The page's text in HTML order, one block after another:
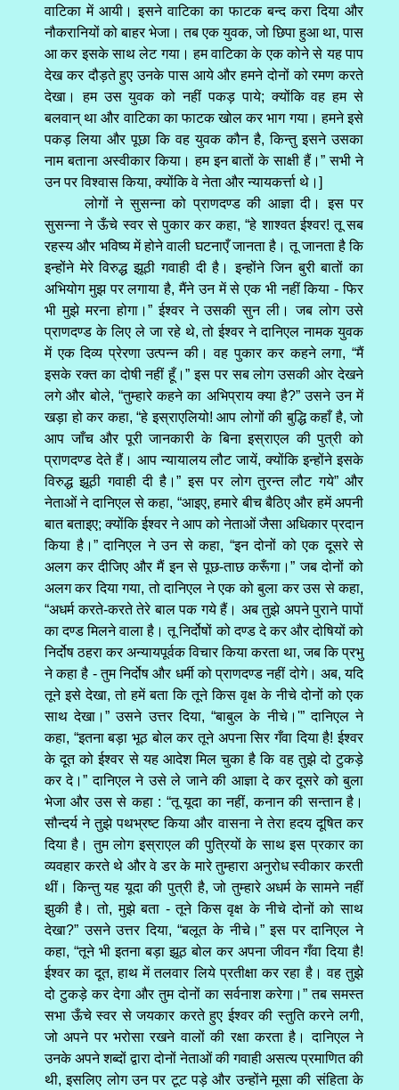
वाटिका में आयी। इसने वाटिका का फाटक बन्द करा दिया और
नौकरानियों को बाहर भेजा। तब एक युवक, जो छिपा हुआ था, पास
आ कर इसके साथ लेट गया। हम वाटिका के एक कोने से यह पाप
देख कर दौड़ते हुए उनके पास आये और हमने दोनों को रमण करते
देखा। हम उस युवक को नहीं पकड़ पाये; क्योंकि वह हम से
बलवान्‌ था और वाटिका का फाटक खोल कर भाग गया। हमने इसे
पकड़ लिया और पूछा कि वह युवक कौन है, किन्तु इसने उसका
नाम बताना अस्वीकार किया। हम इन बातों के साक्षी हैं।” सभी ने
उन पर विश्वास किया, क्योंकि वे नेता और न्यायकर्त्ता थे।]
लोगों ने सुसन्ना को प्राणदण्ड की आज्ञा दी। इस पर
सुसन्ना ने ऊँचे स्वर से पुकार कर कहा, “हे शाश्वत ईश्वर! तू सब
रहस्य और भविष्य में होने वाली घटनाएँ जानता है। तू जानता है कि
इन्होंने मेरे विरुद्ध झूठी गवाही दी है। इन्होंने जिन बुरी बातों का
अभियोग मुझ पर लगाया है, मैंने उन में से एक भी नहीं किया - फिर
भी मुझे मरना होगा।” ईश्वर ने उसकी सुन ली। जब लोग उसे
प्राणदण्ड के लिए ले जा रहे थे, तो ईश्वर ने दानिएल नामक युवक
में एक दिव्य प्रेरणा उत्पन्न की। वह पुकार कर कहने लगा, “मैं
इसके रक्त का दोषी नहीं हूँ।” इस पर सब लोग उसकी ओर देखने
लगे और बोले, “तुम्हारे कहने का अभिप्राय क्या है?” उसने उन में
खड़ा हो कर कहा, “हे इस्राएलियो! आप लोगों की बुद्धि कहाँ है, जो
आप जाँच और पूरी जानकारी के बिना इस्राएल की पुत्री को
प्राणदण्ड देते हैं। आप न्यायालय लौट जायें, क्योंकि इन्होंने इसके
विरुद्ध झूठी गवाही दी है।” इस पर लोग तुरन्त लौट गये” और
नेताओं ने दानिएल से कहा, “आइए, हमारे बीच बैठिए और हमें अपनी
बात बताइए; क्योंकि ईश्वर ने आप को नेताओं जैसा अधिकार प्रदान
किया है।” दानिएल ने उन से कहा, “इन दोनों को एक दूसरे से
अलग कर दीजिए और मैं इन से पूछ-ताछ करूँगा।” जब दोनों को
अलग कर दिया गया, तो दानिएल ने एक को बुला कर उस से कहा,
“अधर्म करते-करते तेरे बाल पक गये हैं। अब तुझे अपने पुराने पापों
का दण्ड मिलने वाला है। तू निर्दोषों को दण्ड दे कर और दोषियों को
निर्दोष ठहरा कर अन्यायपूर्वक विचार किया करता था, जब कि प्रभु
ने कहा है - तुम निर्दोष और धर्मी को प्राणदण्ड नहीं दोगे। अब, यदि
तूने इसे देखा, तो हमें बता कि तूने किस वृक्ष के नीचे दोनों को एक
साथ देखा।” उसने उत्तर दिया, “बाबुल के नीचे।'” दानिएल ने
कहा, “इतना बड़ा भूठ बोल कर तूने अपना सिर गँवा दिया है! ईश्वर
के दूत को ईश्वर से यह आदेश मिल चुका है कि वह तुझे दो टुकड़े
कर दे।” दानिएल ने उसे ले जाने की आज्ञा दे कर दूसरे को बुला
भेजा और उस से कहा : “तू यूदा का नहीं, कनान की सन्तान है।
सौन्दर्य ने तुझे पथभ्रष्ट किया और वासना ने तेरा हदय दूषित कर
दिया है। तुम लोग इस्राएल की पुत्रियों के साथ इस प्रकार का
व्यवहार करते थे और वे डर के मारे तुम्हारा अनुरोध स्वीकार करती
थीं। किन्तु यह यूदा की पुत्री है, जो तुम्हारे अधर्म के सामने नहीं
झुकी है। तो, मुझे बता - तूने किस वृक्ष के नीचे दोनों को साथ
देखा?” उसने उत्तर दिया, “बलूत के नीचे।” इस पर दानिएल ने
कहा, “तूने भी इतना बड़ा झूठ बोल कर अपना जीवन गँवा दिया है!
ईश्वर का दूत, हाथ में तलवार लिये प्रतीक्षा कर रहा है। वह तुझे
दो टुकड़े कर देगा और तुम दोनों का सर्वनाश करेगा।” तब समस्त
सभा ऊँचे स्वर से जयकार करते हुए ईश्वर की स्तुति करने लगी,
जो अपने पर भरोसा रखने वालों की रक्षा करता है। दानिएल ने
उनके अपने शब्दों द्वारा दोनों नेताओं की गवाही असत्य प्रमाणित की
थी, इसलिए लोग उन पर टूट पड़े और उन्होंने मूसा की संहिता के